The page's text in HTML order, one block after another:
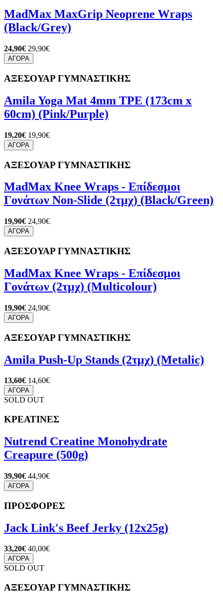
MadMax MaxGrip Neoprene Wraps
(Black/Grey)
24,90€ 29,90€
ΑΓΟΡΑ
ΑΞΕΣΟΥΑΡ ΓΥΜΝΑΣΤΙΚΗΣ
Amila Yoga Mat 4mm TPE (173cm x
60cm) (Pink/Purple)
19,20€ 19,90€
ΑΓΟΡΑ
ΑΞΕΣΟΥΑΡ ΓΥΜΝΑΣΤΙΚΗΣ
MadMax Knee Wraps - Επίδεσμοι
Γονάτων Non-Slide (2τμχ) (Black/Green)
19,90€ 24,90€
ΑΓΟΡΑ
ΑΞΕΣΟΥΑΡ ΓΥΜΝΑΣΤΙΚΗΣ
MadMax Knee Wraps - Επίδεσμοι
Γονάτων (2τμχ) (Multicolour)
19,90€ 24,90€
ΑΓΟΡΑ
ΑΞΕΣΟΥΑΡ ΓΥΜΝΑΣΤΙΚΗΣ
Amila Push-Up Stands (2τμχ) (Metalic)
13,60€ 14,60€
ΑΓΟΡΑ
SOLD OUT
ΚΡΕΑΤΙΝΕΣ
Nutrend Creatine Monohydrate
Creapure (500g)
39,90€ 44,90€
ΑΓΟΡΑ
ΠΡΟΣΦΟΡΕΣ
Jack Link's Beef Jerky (12x25g)
33,20€ 40,00€
ΑΓΟΡΑ
SOLD OUT
ΑΞΕΣΟΥΑΡ ΓΥΜΝΑΣΤΙΚΗΣ